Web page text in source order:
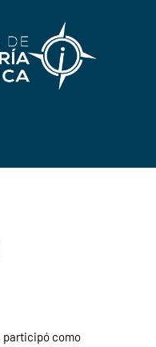
participó como